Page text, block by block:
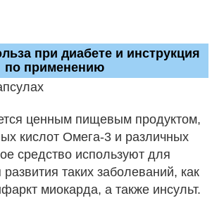
при диабете и инструкция
по применению
ценным пищевым продуктом,
кислот Омега-3 и различных
средство используют для
таких заболеваний, как
миокарда, а также инсульт.